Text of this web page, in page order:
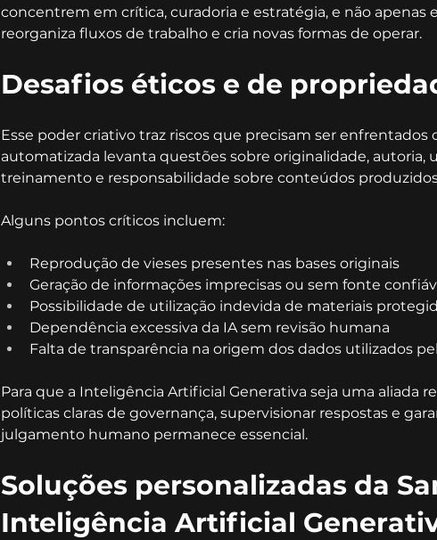
concentrem em crítica, curadoria e estratégia, e não apenas
reorganiza fluxos de trabalho e cria novas formas de operar.
Desafios éticos e de
Esse poder criativo traz riscos que precisam ser enfrentados
automatizada levanta questões sobre originalidade, autoria,
treinamento e responsabilidade sobre conteúdos
Alguns pontos críticos incluem:
Reprodução de vieses presentes nas bases originais
Geração de informações imprecisas ou sem fonte
Possibilidade de utilização indevida de materiais
Dependência excessiva da IA sem revisão humana
Falta de transparência na origem dos dados utilizados
Para que a Inteligência Artificial Generativa seja uma aliada
políticas claras de governança, supervisionar respostas e
julgamento humano permanece essencial.
Soluções personalizadas da
Inteligência Artificial